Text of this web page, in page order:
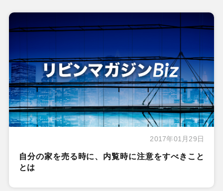
2017年01月29日
自分の家を売る時に、内覧時に注意をすべきこと
とは